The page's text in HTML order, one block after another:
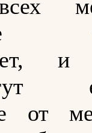
и
от